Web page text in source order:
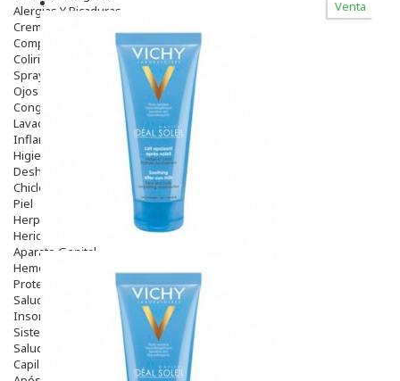
Alergias Y Picaduras
Cremas
Comprimidos
Colirios
Sprays
Ojos Y Oidos
Congestión
Lavado Ojos
Inflamación Del Oido (otitis)
Higiene Oido
Deshabituación Tabaquismo
Chicles
Piel
Herpes Y Hongos
Heridas Y úlceras
Aparato Genital
Hemorroides
Protectores Y Emolientes
Salud
Insomnio
Sistema Nervioso
Salud Bucodental
Capilar
Venta